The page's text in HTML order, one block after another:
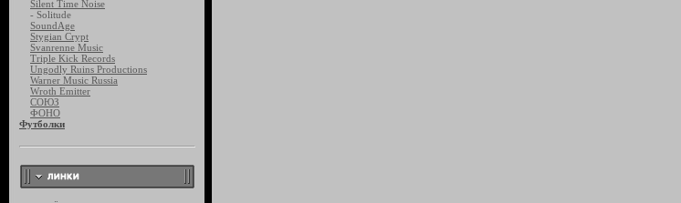
Silent Time Noise
- Solitude
SoundAge
Stygian Crypt
Svanrenne Music
Triple Kick Records
Ungodly Ruins Productions
Warner Music Russia
Wroth Emitter
СОЮЗ
ФОНО
Футболки